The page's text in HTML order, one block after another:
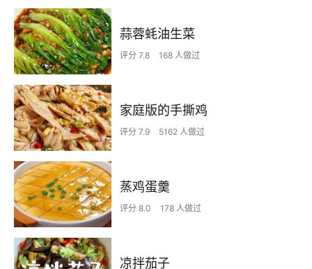
蒜蓉蚝油生菜
评分 7.8 168 人做过
家庭版的手撕鸡
评分 7.9 5162 人做过
蒸鸡蛋羹
评分 8.0 178 人做过
凉拌茄子